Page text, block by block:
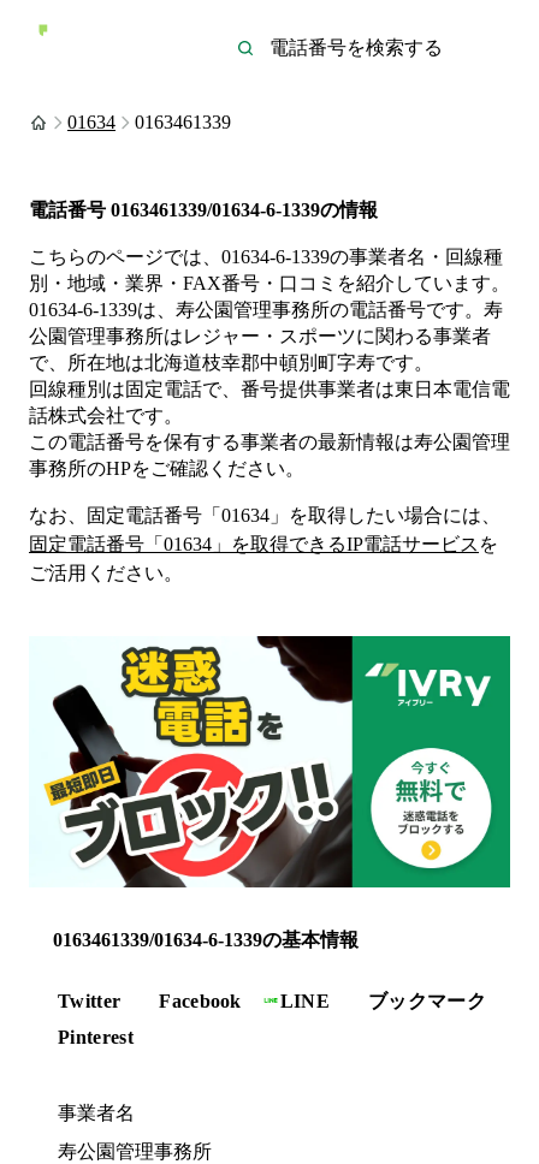
01634 0163461339
電話番号 0163461339/01634-6-1339の情報
こちらのページでは、 01634-6-1339の事業者名・回線種
別・地域・業界・FAX番号・口コミを紹介しています。
01634-6-1339は、 寿公園管理事務所の電話番号です。 寿
公園管理事務所はレジャー・スポーツに関わる事業者
で、所在地は北海道枝幸郡中頓別町字寿です。
回線種別は固定電話で、番号提供事業者は東日本電信電
話株式会社です。
この電話番号を保有する事業者の最新情報は寿公園管理
事務所のHPをご確認ください。
なお、固定電話番号「 01634 」を取得したい場合には、
固定電話番号「 01634 」を取得できるIP電話サービス を
ご活用ください。
0163461339/01634-6-1339の基本情報
Twitter Facebook LINE
ブックマーク
Pinterest
事業者名
寿公園管理事務所